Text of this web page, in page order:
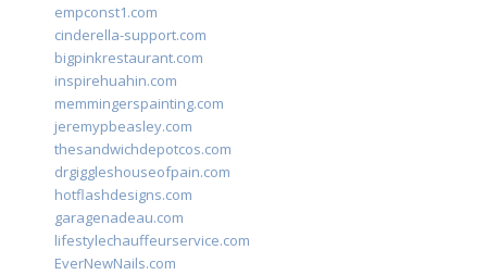
empconst1.com
cinderella-support.com
bigpinkrestaurant.com
inspirehuahin.com
memmingerspainting.com
jeremypbeasley.com
thesandwichdepotcos.com
drgiggleshouseofpain.com
hotflashdesigns.com
garagenadeau.com
lifestylechauffeurservice.com
EverNewNails.com